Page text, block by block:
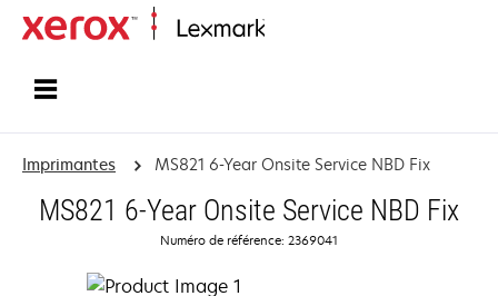
Imprimantes MS821 6-Year Onsite Service NBD Fix
MS821 6-Year Onsite Service NBD Fix
Numéro de référence: 2369041